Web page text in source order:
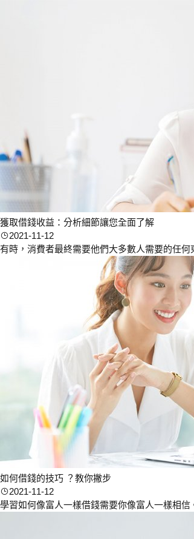
獲取借錢收益：分析細節讓您全面了解
2021-11-12
有時，消費者最終需要他們大多數人需要的任
如何借錢的技巧 ？教你撇步
2021-11-12
學習如何像富人一樣借錢需要你像富人一樣相